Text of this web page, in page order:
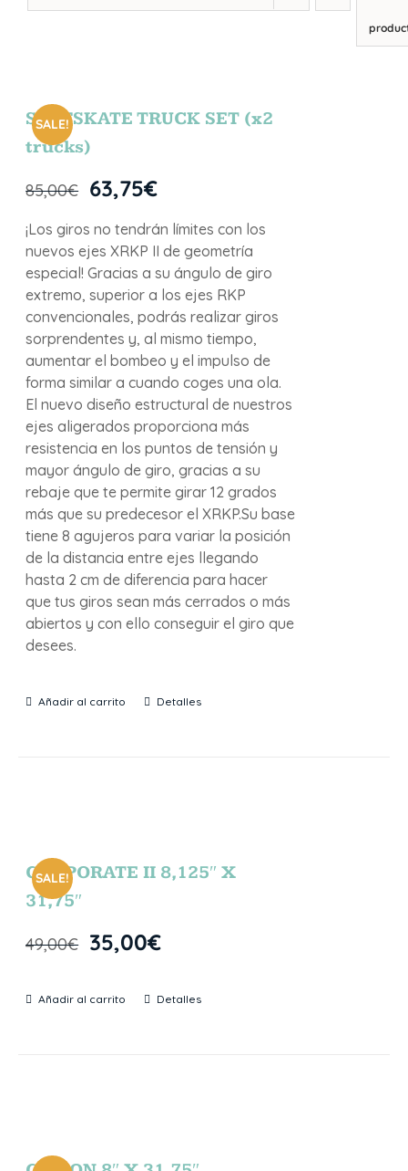
SALE!
SURFSKATE TRUCK SET (x2
trucks)
85,00€ 63,75€
¡Los giros no tendrán límites con los
nuevos ejes XRKP II de geometría
especial! Gracias a su ángulo de giro
extremo, superior a los ejes RKP
convencionales, podrás realizar giros
sorprendentes y, al mismo tiempo,
aumentar el bombeo y el impulso de
forma similar a cuando coges una ola.
El nuevo diseño estructural de nuestros
ejes aligerados proporciona más
resistencia en los puntos de tensión y
mayor ángulo de giro, gracias a su
rebaje que te permite girar 12 grados
más que su predecesor el XRKP.Su base
tiene 8 agujeros para variar la posición
de la distancia entre ejes llegando
hasta 2 cm de diferencia para hacer
que tus giros sean más cerrados o más
abiertos y con ello conseguir el giro que
desees.
Añadir al carrito Detalles
SALE!
CORPORATE II 8,125″ X
31,75″
49,00€ 35,00€
Añadir al carrito Detalles